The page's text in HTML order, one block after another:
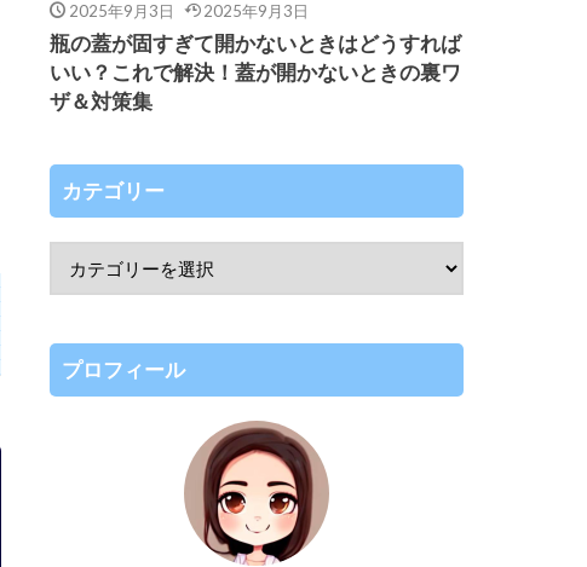
2025年9月3日 2025年9月3日
瓶の蓋が固すぎて開かないときはどうすれば
いい？これで解決！蓋が開かないときの裏ワ
ザ＆対策集
カテゴリー
プロフィール